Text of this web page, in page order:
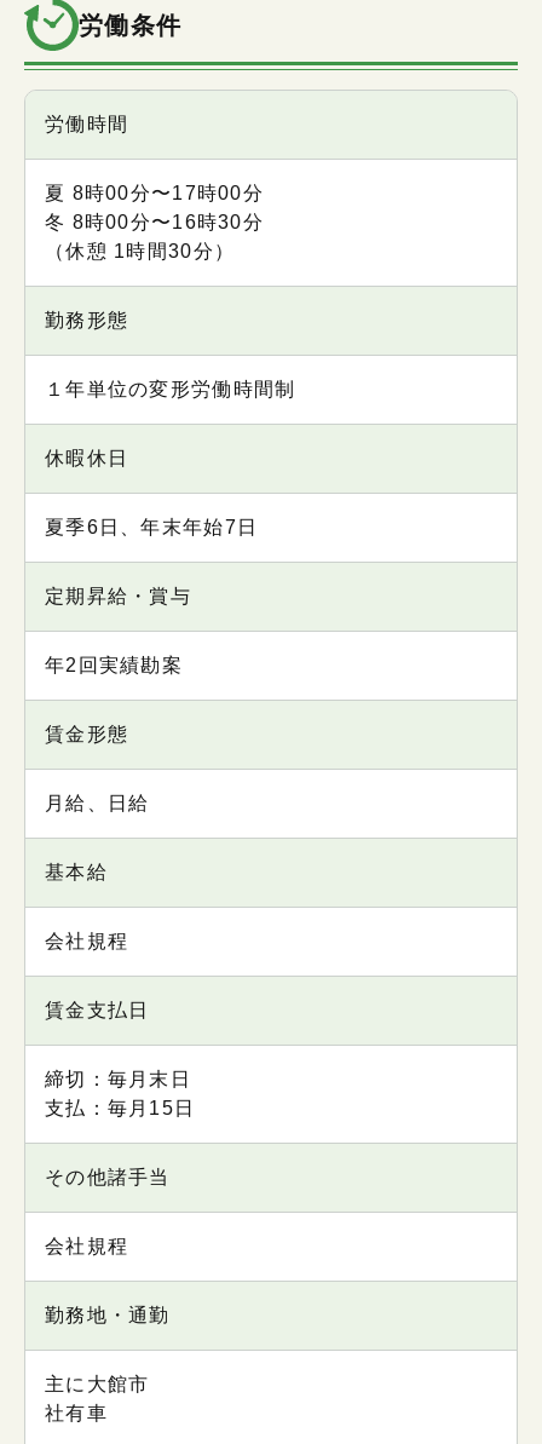
労働条件
項目
内容
労働時間
夏 8時00分〜17時00分
冬 8時00分〜16時30分
（休憩 1時間30分）
勤務形態
１年単位の変形労働時間制
休暇休日
夏季6日、年末年始7日
定期昇給・賞与
年2回実績勘案
賃金形態
月給、日給
基本給
会社規程
賃金支払日
締切：毎月末日
支払：毎月15日
その他諸手当
会社規程
勤務地・通勤
主に大館市
社有車